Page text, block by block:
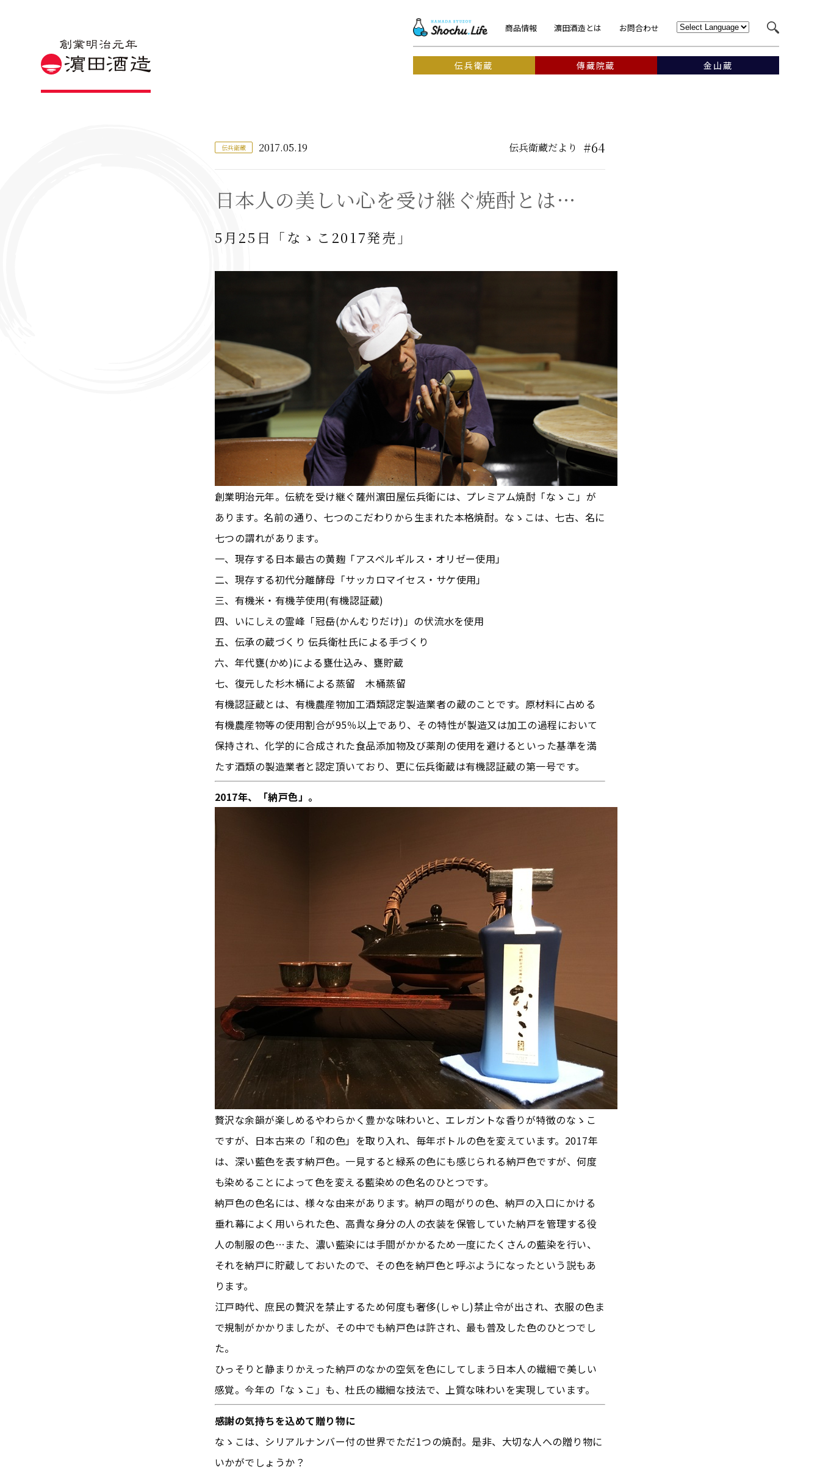
商品情報 濵田酒造とは お問合わせ
伝兵衛蔵 傳藏院蔵 金山蔵
伝兵衛蔵 2017.05.19 伝兵衛蔵だより #64
日本人の美しい心を受け継ぐ焼酎とは…
5月25日「なゝこ2017発売」
創業明治元年。伝統を受け継ぐ薩州濵田屋伝兵衛には、プレミアム焼酎「なゝこ」が
あります。名前の通り、七つのこだわりから生まれた本格焼酎。なゝこは、七古、名に
七つの謂れがあります。
一、現存する日本最古の黄麹「アスペルギルス・オリゼー使用」
二、現存する初代分離酵母「サッカロマイセス・サケ使用」
三、有機米・有機芋使用(有機認証蔵)
四、いにしえの霊峰「冠岳(かんむりだけ)」の伏流水を使用
五、伝承の蔵づくり 伝兵衛杜氏による手づくり
六、年代甕(かめ)による甕仕込み、甕貯蔵
七、復元した杉木桶による蒸留 木桶蒸留
有機認証蔵とは、有機農産物加工酒類認定製造業者の蔵のことです。原材料に占める
有機農産物等の使用割合が95％以上であり、その特性が製造又は加工の過程において
保持され、化学的に合成された食品添加物及び薬剤の使用を避けるといった基準を満
たす酒類の製造業者と認定頂いており、更に伝兵衛蔵は有機認証蔵の第一号です。
2017年、「納戸色」。
贅沢な余韻が楽しめるやわらかく豊かな味わいと、エレガントな香りが特徴のなゝこ
ですが、日本古来の「和の色」を取り入れ、毎年ボトルの色を変えています。2017年
は、深い藍色を表す納戸色。一見すると緑系の色にも感じられる納戸色ですが、何度
も染めることによって色を変える藍染めの色名のひとつです。
納戸色の色名には、様々な由来があります。納戸の暗がりの色、納戸の入口にかける
垂れ幕によく用いられた色、高貴な身分の人の衣装を保管していた納戸を管理する役
人の制服の色…また、濃い藍染には手間がかかるため一度にたくさんの藍染を行い、
それを納戸に貯蔵しておいたので、その色を納戸色と呼ぶようになったという説もあ
ります。
江戸時代、庶民の贅沢を禁止するため何度も奢侈(しゃし)禁止令が出され、衣服の色ま
で規制がかかりましたが、その中でも納戸色は許され、最も普及した色のひとつでし
た。
ひっそりと静まりかえった納戸のなかの空気を色にしてしまう日本人の繊細で美しい
感覚。今年の「なゝこ」も、杜氏の繊細な技法で、上質な味わいを実現しています。
感謝の気持ちを込めて贈り物に
なゝこは、シリアルナンバー付の世界でただ1つの焼酎。是非、大切な人への贈り物に
いかがでしょうか？